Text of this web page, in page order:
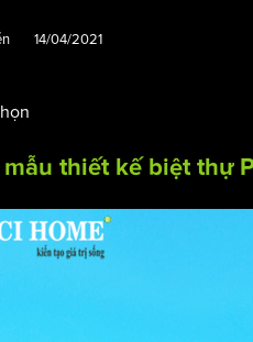
14/04/2021
thiết kế biệt thự